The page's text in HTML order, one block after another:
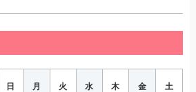
日 月 火 水 木 金 土